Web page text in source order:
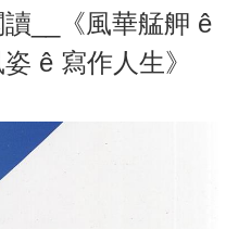
__《風華艋舺 ê
ê 寫作人生》